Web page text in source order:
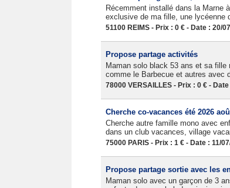
Récemment installé dans la Marne
exclusive de ma fille, une lycéenne
51100 REIMS - Prix : 0 € - Date : 20/
Propose partage activités
Maman solo black 53 ans et sa
comme le Barbecue et autres avec
78000 VERSAILLES - Prix : 0 € -
Cherche co-vacances été 2026
Cherche autre famille mono avec
dans un club vacances, village
75000 PARIS - Prix : 1 € - Date : 11/
Propose partage sortie avec les
Maman solo avec un garçon de 3